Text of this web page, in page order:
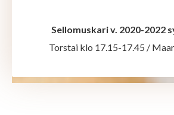
Sellomuskari v. 2020-2022
Torstai klo 17.15-17.45 /